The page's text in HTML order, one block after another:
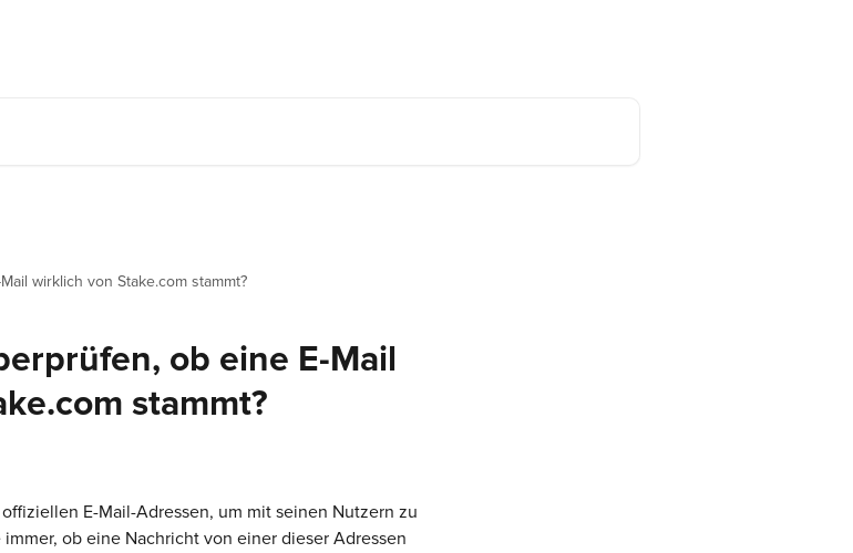
wirklich von Stake.com stammt?
ob eine E-Mail
stammt?
E-Mail-Adressen, um mit seinen Nutzern zu
ob eine Nachricht von einer dieser Adressen